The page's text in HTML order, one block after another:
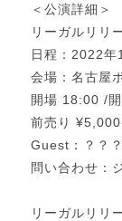
＜公演詳細＞
リーガルリリ
日程：2022
会場：名古屋
開場 18:00 /
前売り
Guest：？？？
問い合わせ：
リーガルリリ